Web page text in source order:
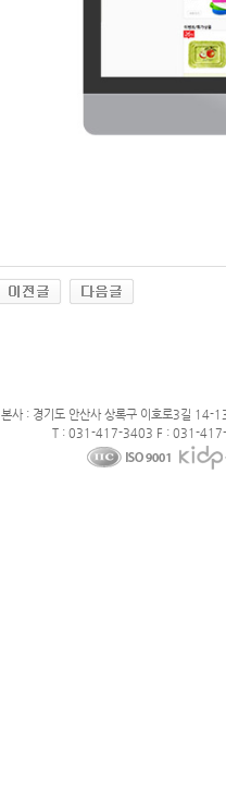
본사 : 경기도 안산사 상록구 이호로3길 14-
T : 031-417-3403 F : 031-